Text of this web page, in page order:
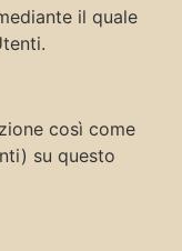
il quale
così come
su questo